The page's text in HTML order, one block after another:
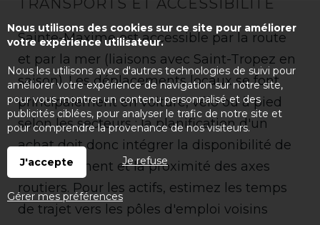
Sainte-Maxime est accessible par la route
et par la mer (liaisons avec Saint-Tropez en
saison). Les déplacements locaux se font
principalement en voiture, vélo ou à pied
selon les secteurs ; la planification d'un
achat doit donc intégrer la disponibilité de
stationnement et la proximité des axes
routiers. Pour les actifs, estimez les temps
de trajet vers les pôles d'emploi voisins
Nous utilisons des cookies sur ce site pour améliorer
votre expérience utilisateur.
Nous les utilisons avec d'autres technologies de suivi pour
améliorer votre expérience de navigation sur notre site,
pour vous montrer un contenu personnalisé et des
publicités ciblées, pour analyser le trafic de notre site et
pour comprendre la provenance de nos visiteurs.
J'accepte Je refuse
Gérer mes préférences